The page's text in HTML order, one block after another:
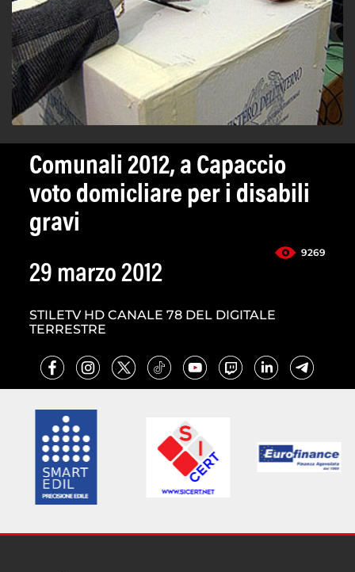
Comunali 2012, a Capaccio
voto domicliare per i disabili
gravi
9269
29 marzo 2012
STILETV HD CANALE 78 DEL DIGITALE
TERRESTRE